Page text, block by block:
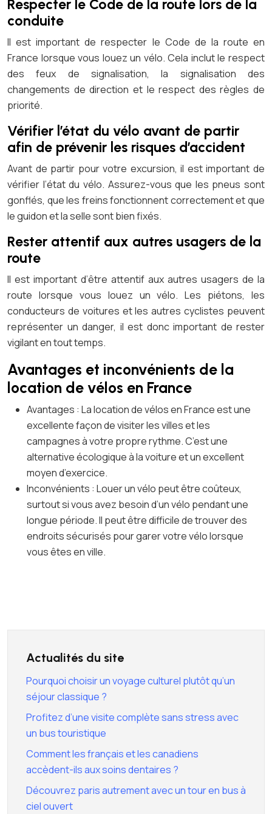
Respecter le Code de la route lors de la
conduite
Il est important de respecter le Code de la route en
France lorsque vous louez un vélo. Cela inclut le respect
des feux de signalisation, la signalisation des
changements de direction et le respect des règles de
priorité.
Vérifier l’état du vélo avant de partir
afin de prévenir les risques d’accident
Avant de partir pour votre excursion, il est important de
vérifier l’état du vélo. Assurez-vous que les pneus sont
gonflés, que les freins fonctionnent correctement et que
le guidon et la selle sont bien fixés.
Rester attentif aux autres usagers de la
route
Il est important d’être attentif aux autres usagers de la
route lorsque vous louez un vélo. Les piétons, les
conducteurs de voitures et les autres cyclistes peuvent
représenter un danger, il est donc important de rester
vigilant en tout temps.
Avantages et inconvénients de la
location de vélos en France
Avantages : La location de vélos en France est une
excellente façon de visiter les villes et les
campagnes à votre propre rythme. C’est une
alternative écologique à la voiture et un excellent
moyen d’exercice.
Inconvénients : Louer un vélo peut être coûteux,
surtout si vous avez besoin d’un vélo pendant une
longue période. Il peut être difficile de trouver des
endroits sécurisés pour garer votre vélo lorsque
vous êtes en ville.
Actualités du site
Pourquoi choisir un voyage culturel plutôt qu’un
séjour classique ?
Profitez d’une visite complète sans stress avec
un bus touristique
Comment les français et les canadiens
accèdent-ils aux soins dentaires ?
Découvrez paris autrement avec un tour en bus à
ciel ouvert